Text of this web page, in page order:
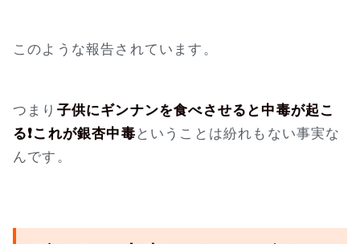
このような報告されています。
つまり 子供にギンナンを食べさせると中毒が起こ
る❗これが銀杏中毒 ということは紛れもない事実な
んです。